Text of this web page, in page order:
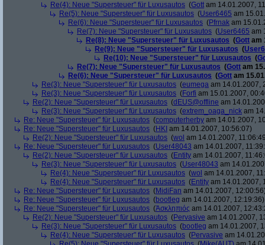
Re(4): Neue "Supersteuer" für Luxusautos (Gott am 14.01.2007,
Re(5): Neue "Supersteuer" für Luxusautos (User6465 am
Re(6): Neue "Supersteuer" für Luxusautos (Pfrnak am
Re(7): Neue "Supersteuer" für Luxusautos (User6465 am
Re(8): Neue "Supersteuer" für Luxusautos (Gott am
Re(9): Neue "Supersteuer" für Luxusautos (
Re(10): Neue "Supersteuer" für Luxusautos (
Re(7): Neue "Supersteuer" für Luxusautos (Gott am
Re(6): Neue "Supersteuer" für Luxusautos (Gott am
Re(3): Neue "Supersteuer" für Luxusautos (eumega am 14.01.2007,
Re(3): Neue "Supersteuer" für Luxusautos (Forfi am 15.01.2007,
Re(2): Neue "Supersteuer" für Luxusautos (dEUS@offline am
Re(3): Neue "Supersteuer" für Luxusautos (extrem_oaga_nick am
Re: Neue "Supersteuer" für Luxusautos (computerherby am 14.01.2007,
Re: Neue "Supersteuer" für Luxusautos (HKI am 14.01.2007, 10:56:07)
Re(2): Neue "Supersteuer" für Luxusautos (wol am 14.01.2007,
Re: Neue "Supersteuer" für Luxusautos (User48043 am 14.01.2007,
Re(2): Neue "Supersteuer" für Luxusautos (Entity am 14.01.2007,
Re(3): Neue "Supersteuer" für Luxusautos (User48043 am
Re(4): Neue "Supersteuer" für Luxusautos (wol am 14.01.2007,
Re(4): Neue "Supersteuer" für Luxusautos (Entity am 14.01.2007,
Re: Neue "Supersteuer" für Luxusautos (MidiFan am 14.01.2007,
Re: Neue "Supersteuer" für Luxusautos (bootleg am 14.01.2007, 12:19:36)
Re: Neue "Supersteuer" für Luxusautos (Ἀσκληπιός am 14.01.2007,
Re(2): Neue "Supersteuer" für Luxusautos (Pervasive am 14.01.2007,
Re(3): Neue "Supersteuer" für Luxusautos (bootleg am 14.01.2007,
Re(4): Neue "Supersteuer" für Luxusautos (Pervasive am